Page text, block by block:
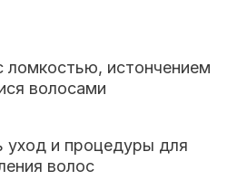
ломкостью, истончением
волосами
уход и процедуры для
волос